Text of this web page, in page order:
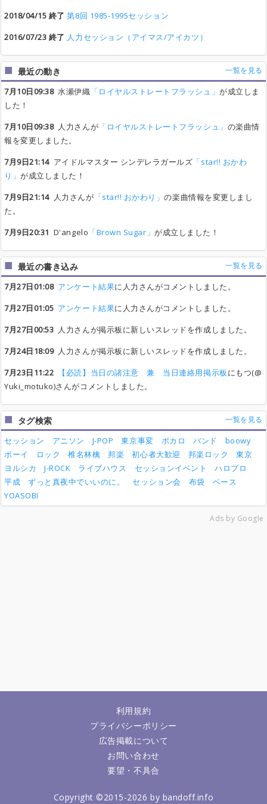
2018/04/15 終了 第8回 1985-1995セッション
2016/07/23 終了 人力セッション（アイマス/アイカツ）
最近の動き 一覧を見る
7月10日09:38水瀬伊織 「ロイヤルストレートフラッシュ」が成立しま
した！
7月10日09:38人力さんが 「ロイヤルストレートフラッシュ」 の楽曲情
報を変更しました。
7月9日21:14アイドルマスター シンデレラガールズ 「star!! おかわ
り」が成立しました！
7月9日21:14人力さんが 「star!! おかわり」の楽曲情報を変更しまし
た。
7月9日20:31 D'angelo 「Brown Sugar」が成立しました！
最近の書き込み 一覧を見る
7月27日01:08 アンケート結果に人力さんがコメントしました。
7月27日01:05 アンケート結果に人力さんがコメントしました。
7月27日00:53 人力さんが掲示板に新しいスレッドを作成しました。
7月24日18:09人力さんが掲示板に新しいスレッドを作成しました。
7月23日11:22
【必読】当日の諸注意 兼 当日連絡用掲示板にもつ(@
Yuki_motuko)さんがコメントしました。
タグ検索 一覧を見る
セッション アニソン J-POP 東京事変 ボカロ バンド
boowy
ボーイ
ロック 椎名林檎 邦楽 初心者大歓迎 邦楽ロック
東京
ヨルシカ
J-ROCK ライブハウス セッションイベント
ハロプロ
平成
ずっと真夜中でいいのに。 セッション会 布袋
ベース
YOASOBI
Ads by Google
利用規約
プライバシーポリシー
広告掲載について
お問い合わせ
要望・不具合
Copyright ©2015-2026 by bandoff.info